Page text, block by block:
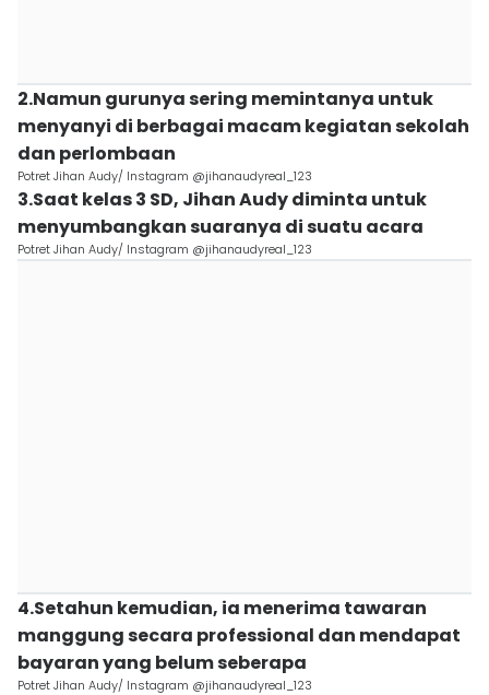
2.Namun gurunya sering memintanya untuk
menyanyi di berbagai macam kegiatan sekolah
dan perlombaan
Potret Jihan Audy/ Instagram @jihanaudyreal_123
3.Saat kelas 3 SD, Jihan Audy diminta untuk
menyumbangkan suaranya di suatu acara
Potret Jihan Audy/ Instagram @jihanaudyreal_123
4.Setahun kemudian, ia menerima tawaran
manggung secara professional dan mendapat
bayaran yang belum seberapa
Potret Jihan Audy/ Instagram @jihanaudyreal_123